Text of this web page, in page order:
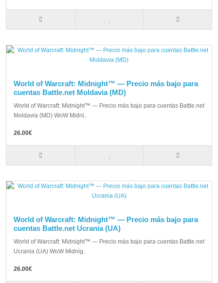
World of Warcraft: Midnight™ — Precio más bajo para
cuentas Battle.net Moldavia (MD)
World of Warcraft: Midnight™ — Precio más bajo para cuentas Battle.net
Moldavia (MD) WoW Midni..
26.00€
World of Warcraft: Midnight™ — Precio más bajo para
cuentas Battle.net Ucrania (UA)
World of Warcraft: Midnight™ — Precio más bajo para cuentas Battle.net
Ucrania (UA) WoW Midnig..
26.00€